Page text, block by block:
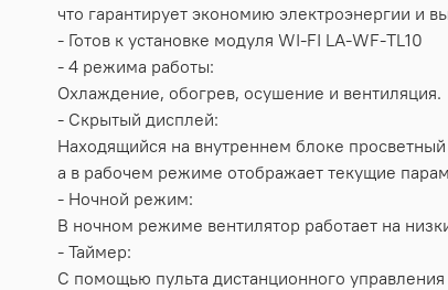
что гарантирует экономию электроэнергии и
- Готов к установке модуля WI-FI LA-WF-TL10
- 4 режима работы:
Охлаждение, обогрев, осушение и вентиляция.
- Скрытый дисплей:
Находящийся на внутреннем блоке
а в рабочем режиме отображает текущие
- Ночной режим:
В ночном режиме вентилятор работает на
- Таймер:
С помощью пульта дистанционного